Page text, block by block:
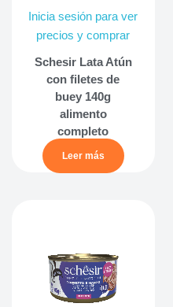
Inicia sesión para ver
precios y comprar
Schesir Lata Atún
con filetes de
buey 140g
alimento
completo
Leer más